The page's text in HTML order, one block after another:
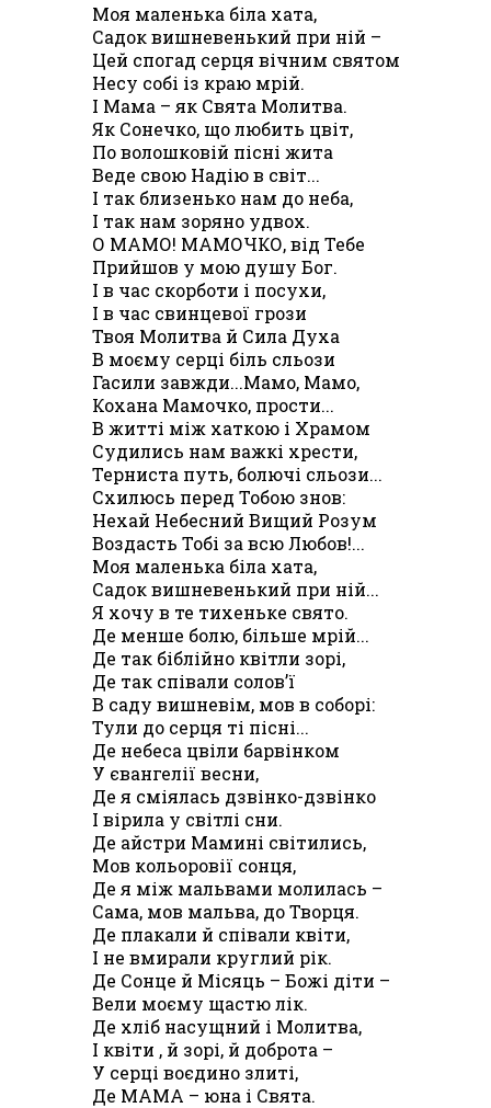
Моя маленька біла хата,
Садок вишневенький при ній –
Цей спогад серця вічним святом
Несу собі із краю мрій.
І Мама – як Свята Молитва.
Як Сонечко, що любить цвіт,
По волошковій пісні жита
Веде свою Надію в світ...
І так близенько нам до неба,
І так нам зоряно удвох.
О МАМО! МАМОЧКО, від Тебе
Прийшов у мою душу Бог.
І в час скорботи і посухи,
І в час свинцевої грози
Твоя Молитва й Сила Духа
В моєму серці біль сльози
Гасили завжди...Мамо, Мамо,
Кохана Мамочко, прости...
В житті між хаткою і Храмом
Судились нам важкі хрести,
Терниста путь, болючі сльози...
Схилюсь перед Тобою знов:
Нехай Небесний Вищий Розум
Воздасть Тобі за всю Любов!...
Моя маленька біла хата,
Садок вишневенький при ній...
Я хочу в те тихеньке свято.
Де менше болю, більше мрій...
Де так біблійно квітли зорі,
Де так співали солов’ї
В саду вишневім, мов в соборі:
Тули до серця ті пісні...
Де небеса цвіли барвінком
У євангелії весни,
Де я сміялась дзвінко-дзвінко
І вірила у світлі сни.
Де айстри Мамині світились,
Мов кольоровії сонця,
Де я між мальвами молилась –
Сама, мов мальва, до Творця.
Де плакали й співали квіти,
І не вмирали круглий рік.
Де Сонце й Місяць – Божі діти –
Вели моєму щастю лік.
Де хліб насущний і Молитва,
І квіти , й зорі, й доброта –
У серці воєдино злиті,
Де МАМА – юна і Свята.